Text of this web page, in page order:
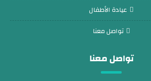
عيادة الأطفال
تواصل معنا
تواصل معنا